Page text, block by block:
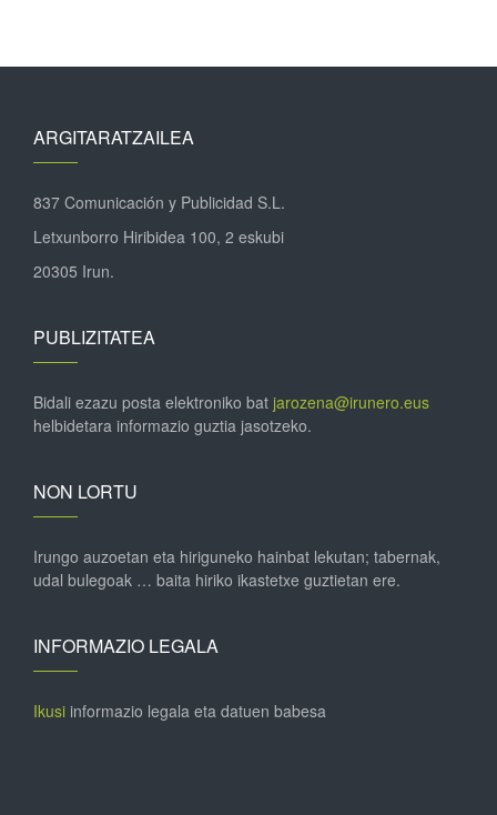
ARGITARATZAILEA
837 Comunicación y Publicidad S.L.
Letxunborro Hiribidea 100, 2 eskubi
20305 Irun.
PUBLIZITATEA
Bidali ezazu posta elektroniko bat jarozena@irunero.eus
helbidetara informazio guztia jasotzeko.
NON LORTU
Irungo auzoetan eta hiriguneko hainbat lekutan; tabernak,
udal bulegoak … baita hiriko ikastetxe guztietan ere.
INFORMAZIO LEGALA
Ikusi informazio legala eta datuen babesa